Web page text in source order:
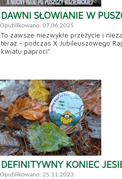
DAWNI SŁOWIANIE W
Opublikowano: 07.06.2025
To zawsze niezwykłe przeżycie i
teraz - podczas X Jubileuszowego
kwiatu paproci".
DEFINITYWNY KONIEC
Opublikowano: 25.11.2023